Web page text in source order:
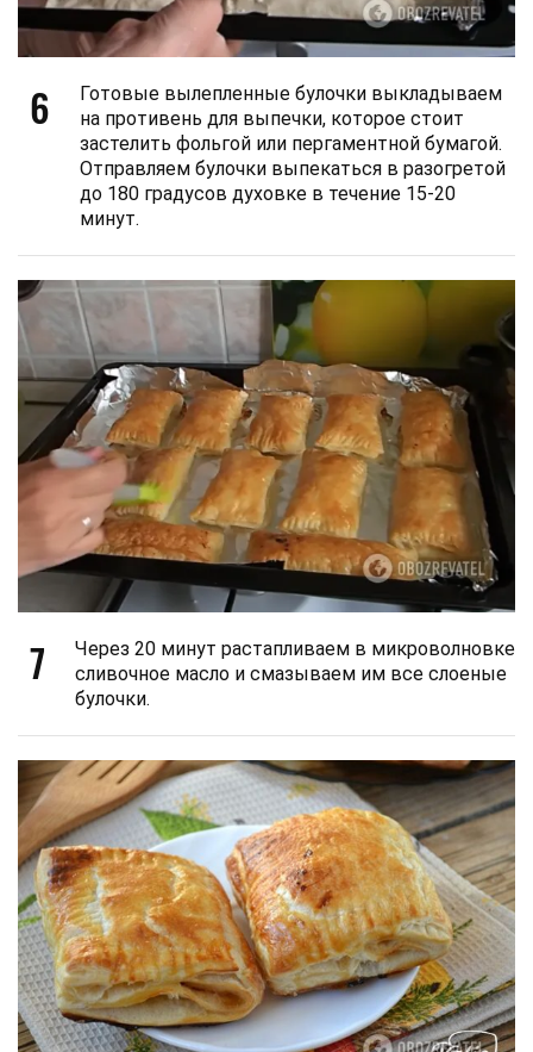
6
Готовые вылепленные булочки выкладываем
на противень для выпечки, которое стоит
застелить фольгой или пергаментной бумагой.
Отправляем булочки выпекаться в разогретой
до 180 градусов духовке в течение 15-20
минут.
7
Через 20 минут растапливаем в микроволновке
сливочное масло и смазываем им все слоеные
булочки.